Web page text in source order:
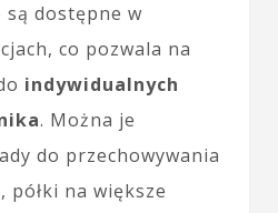
dostępne w
co pozwala na
indywidualnych
. Można je
do przechowywania
na większe